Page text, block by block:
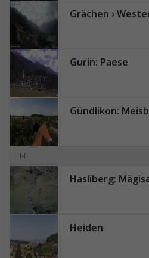
Grächen ›
Gurin: Paese
Gündlikon:
H
Hasliberg:
Heiden